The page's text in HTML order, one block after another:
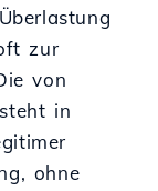
zur
von
in
ohne